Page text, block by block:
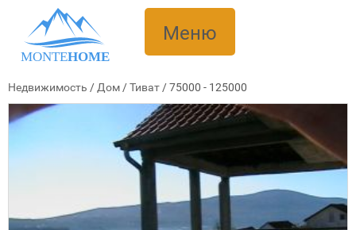
MONTEHOME
Меню
Недвижимость / Дом /Тиват /75000 - 125000